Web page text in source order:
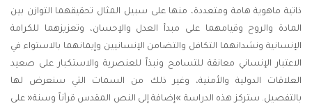
ذاتية ماهوية هامة ومتعددة، منها على سبيل المثال تحقيقهما التوازن بين
المادة والروح وقيامهما على مبدأ العدل والإحسان، وتعزيزهما للكرامة
الإنسانية ونشدانهما التكافل والتضامن الإنسانيين وإيمانهما بالاستواء في
الاعتبار الإنساني معانقة للتسامح ونبذاً للعنصرية والاستكبار على صعيد
العلاقات الدولية والأمنية، وغير ذلك من السمات التي سنعرض لها
بالتفصيل. ستركز هذه الدراسة »إضافة إلى النص المقدس قرآناً وسنة« على